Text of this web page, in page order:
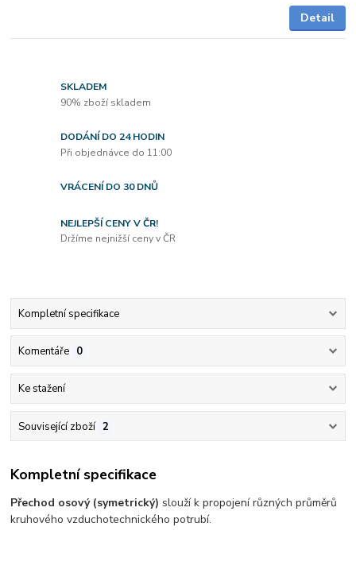
Detail
SKLADEM
90% zboží skladem
DODÁNÍ DO 24 HODIN
Při objednávce do 11:00
VRÁCENÍ DO 30 DNŮ
NEJLEPŠÍ CENY V ČR!
Držíme nejnižší ceny v ČR
Kompletní specifikace
Komentáře 0
Ke stažení
Související zboží 2
Kompletní specifikace
Přechod osový (symetrický) slouží k propojení různých průměrů
kruhového vzduchotechnického potrubí.